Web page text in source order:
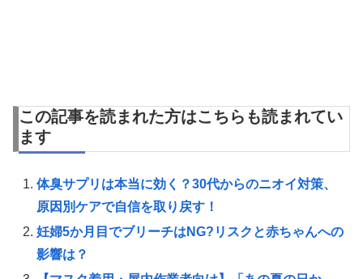
この記事を読まれた方はこちらも読まれてい
ます
体臭サプリは本当に効く？30代からのニオイ対策、
原因別ケアで自信を取り戻す！
妊婦5か月目でブリーチはNG?リスクと赤ちゃんへの
影響は？